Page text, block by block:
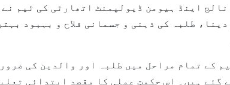
نالج اینڈ ہیومن ڈیولپمنٹ اتھارٹی کی ٹیم
طلبہ کی ذہنی و جسمانی فلاح و بہبود
گئے ہیں۔ اس حکمتِ عملی کا مقصد ابتدائی